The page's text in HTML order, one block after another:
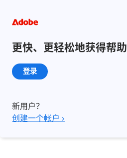
更快、更轻松地获得帮助
登录
新用户？
创建一个帐户 ›